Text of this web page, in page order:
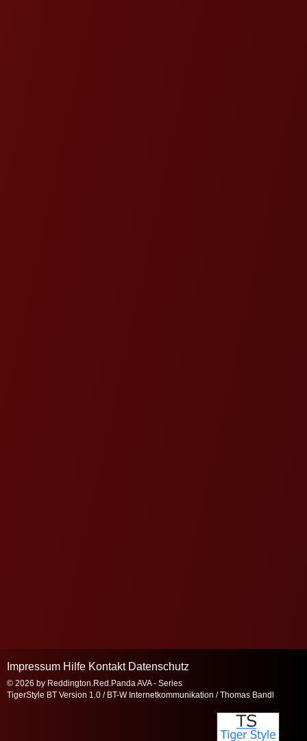
Impressum Hilfe Kontakt Datenschutz
© 2026 by Reddington.Red.Panda AVA - Series
TigerStyle BT Version 1.0 / BT-W Internetkommunikation / Thomas Bandl